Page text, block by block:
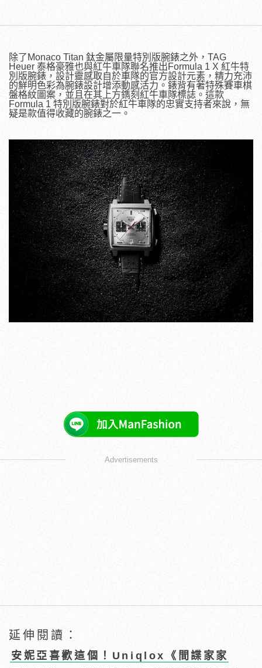
除了Monaco Titan 鈦金屬限量特別版腕錶之外，TAG
Heuer 泰格豪雅也與紅牛車隊聯名推出Formula 1 X 紅牛特
別版腕錶，設計靈感取自於車隊的官方設計元素，精力充沛
的鮮明色彩為腕錶設計增添動感活力。錶背有著特殊賽車棋
盤格紋圖案，並且在其上方鐫刻紅牛車隊標誌。這款
Formula 1 特別版腕錶對於紅牛車隊的忠實支持者來說，無
疑是款值得收藏的腕錶之一。
Advertisements
延伸閱讀：
安妮亞喜歡這個！Uniqlox《間諜家家